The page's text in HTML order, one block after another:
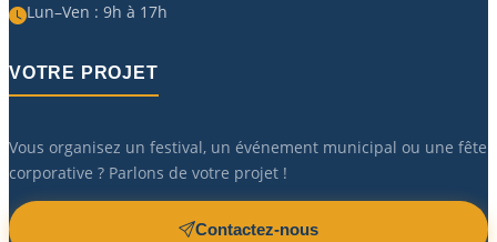
Lun–Ven : 9h à 17h
VOTRE PROJET
Vous organisez un festival, un événement municipal ou une fête
corporative ? Parlons de votre projet !
Contactez-nous